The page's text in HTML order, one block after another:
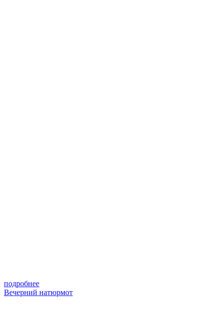
подробнее
Вечерний натюрмот